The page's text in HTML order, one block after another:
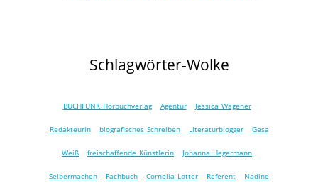
Schlagwörter-Wolke
BUCHFUNK Hörbuchverlag Agentur Jessica Wagener
Redakteurin biografisches Schreiben Literaturblogger Gesa
Weiß freischaffende Künstlerin Johanna Hegermann
Selbermachen Fachbuch Cornelia Lotter Referent Nadine